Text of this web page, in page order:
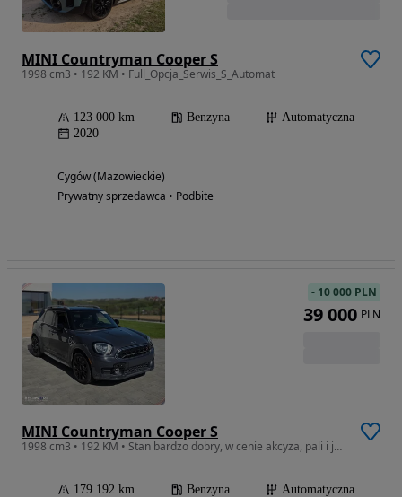
MINI Countryman Cooper S
1998 cm3 • 192 KM • Full_Opcja_Serwis_S_Automat
123 000 km Benzyna
Automatyczna
2020
Cygów (Mazowieckie)
Prywatny sprzedawca • Podbite
MINI Countryman Cooper S
1998 cm3 • 192 KM • Stan bardzo dobry, w cenie akcyza, pali i jeździ, PLAC PL
179 192 km Benzyna
Automatyczna
- 10 000 PLN
39 000 PLN